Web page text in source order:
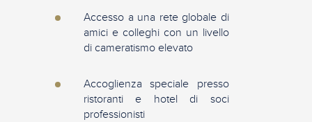
Accesso a una rete globale di
amici e colleghi con un livello
di cameratismo elevato
Accoglienza speciale presso
ristoranti e hotel di soci
professionisti